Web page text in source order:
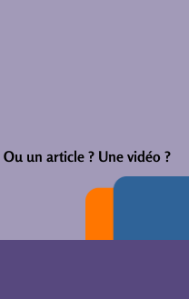
Ou un article ? Une vidéo ?